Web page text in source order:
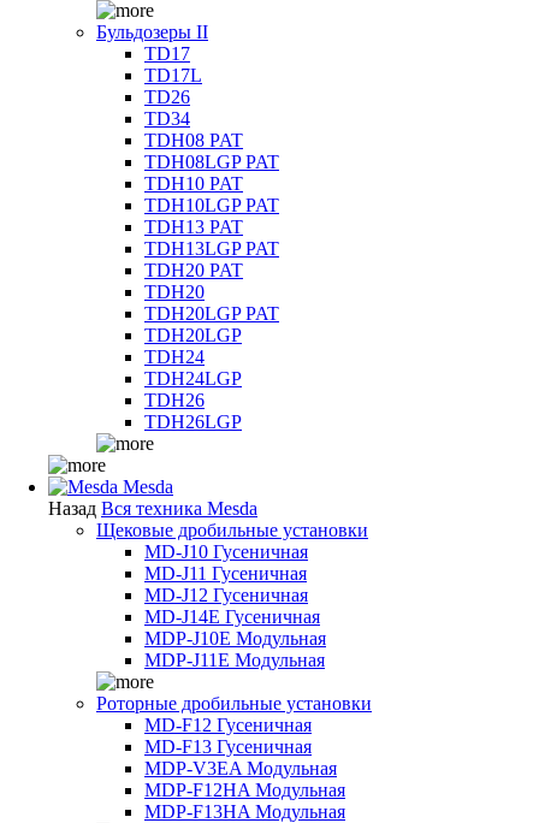
Бульдозеры II
TD17
TD17L
TD26
TD34
TDH08 PAT
TDH08LGP PAT
TDH10 PAT
TDH10LGP PAT
TDH13 PAT
TDH13LGP PAT
TDH20 PAT
TDH20
TDH20LGP PAT
TDH20LGP
TDH24
TDH24LGP
TDH26
TDH26LGP
Mesda
Назад Вся техника Mesda
Щековые дробильные установки
MD-J10 Гусеничная
MD-J11 Гусеничная
MD-J12 Гусеничная
MD-J14E Гусеничная
MDP-J10E Модульная
MDP-J11E Модульная
Роторные дробильные установки
MD-F12 Гусеничная
MD-F13 Гусеничная
MDP-V3EA Модульная
MDP-F12HA Модульная
MDP-F13HA Модульная